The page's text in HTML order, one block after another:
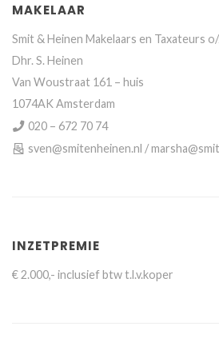
MAKELAAR
Smit & Heinen Makelaars en Taxateurs
Dhr. S. Heinen
Van Woustraat 161 – huis
1074AK Amsterdam
020 – 672 70 74
sven@smitenheinen.nl /
INZETPREMIE
€ 2.000,- inclusief btw t.l.v.koper